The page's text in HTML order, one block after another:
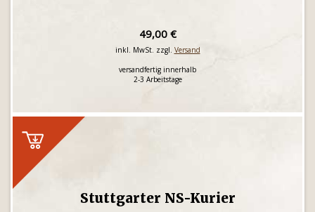
49,00 €
inkl. MwSt. zzgl. Versand
versandfertig innerhalb
2-3 Arbeitstage
Stuttgarter NS-Kurier